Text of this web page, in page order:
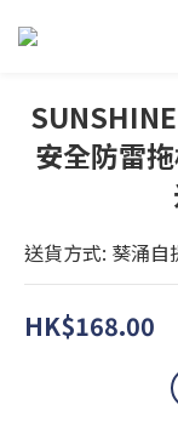
安全防雷
送貨方式: 葵涌
HK$168.00